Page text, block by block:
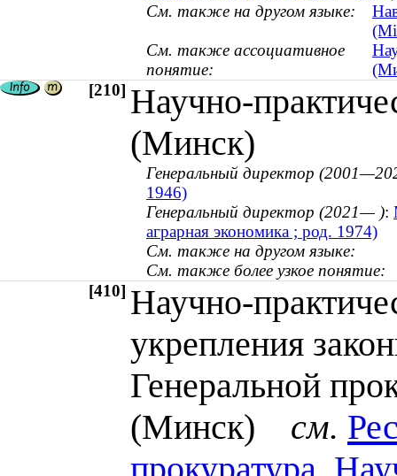
См. также на другом языке:
См. также ассоциативное
понятие:
[210] Научно-
(Минск)
Генеральный директор
1946)
Генеральный директор (2021— ):
аграрная экономика ; род. 1974)
См. также на другом языке:
См. также более узкое понятие:
[410] Научно-
укрепления
Генеральной
(Минск) см.